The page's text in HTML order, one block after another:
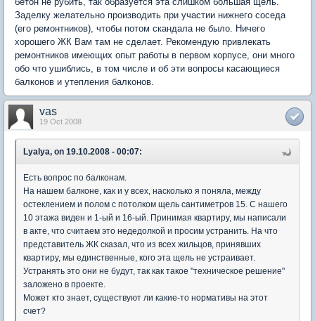
Заделку желательно производить при участии нижнего соседа
(его ремонтников), чтобы потом скандала не было. Ничего
хорошего ЖК Вам там не сделает. Рекомендую привлекать
ремонтников имеющих опыт работы в первом корпусе, они много
обо что ушиблись, в том числе и об эти вопросы касающиеся
балконов и утепления балконов.
vas
19 Oct 2008
Lyalya, on 19.10.2008 - 00:07:
Есть вопрос по балконам.
На нашем балконе, как и у всех, насколько я поняла, между
остеклением и полом с потолком щель сантиметров 15. С нашего
10 этажа виден и 1-ый и 16-ый. Принимая квартиру, мы написали
в акте, что считаем это недедолкой и просим устранить. На что
представитель ЖК сказал, что из всех жильцов, принявших
квартиру, мы единственные, кого эта щель не устраивает.
Устранять это они не будут, так как такое "техническое решение"
заложено в проекте.
Может кто знает, существуют ли какие-то нормативы на этот
счет?